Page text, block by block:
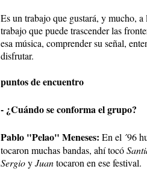
Es un trabajo que gustará, y mucho,
trabajo que puede trascender las
esa música, comprender su señal,
disfrutar.
puntos de encuentro
- ¿Cuándo se conforma el grupo?
Pablo "Pelao" Meneses: En el ´96
tocaron muchas bandas, ahí tocó
SergioyJuantocaron en ese festival.